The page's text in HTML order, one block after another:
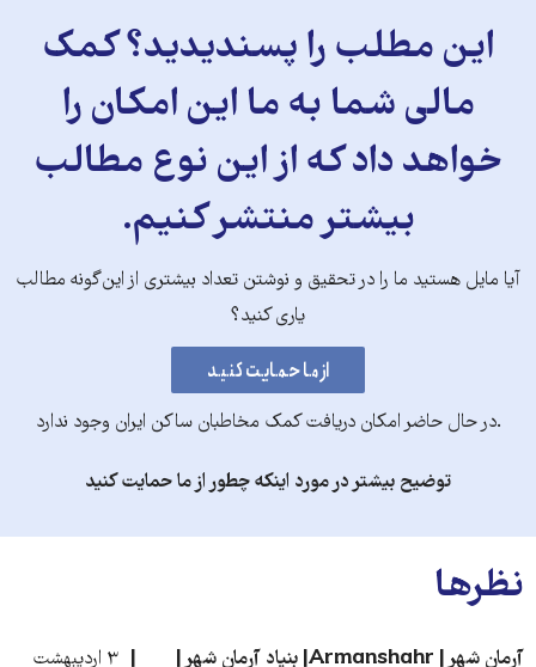
این مطلب را پسندیدید؟ کمک
مالی شما به ما این امکان را
خواهد داد که از این نوع مطالب
بیشتر منتشر کنیم.
آیا مایل هستید ما را در تحقیق و نوشتن تعداد بیشتری از این‌گونه مطالب
یاری کنید؟
.در حال حاضر امکان دریافت کمک مخاطبان ساکن ایران وجود ندارد
توضیح بیشتر در مورد اینکه چطور از ما حمایت کنید
نظرها
آرمان شهر | Armanshahr| بنیاد آرمان شهر |
۳ اردیبهشت